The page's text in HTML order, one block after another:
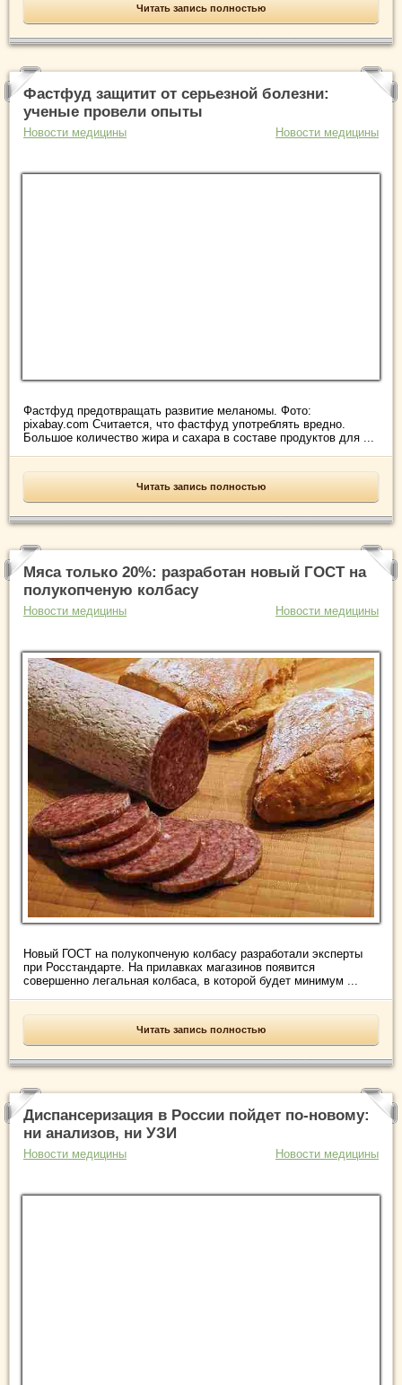
Читать запись полностью
Фастфуд защитит от серьезной болезни:
ученые провели опыты
Новости медицины Новости медицины
Фастфуд предотвращать развитие меланомы. Фото:
pixabay.com Считается, что фастфуд употреблять вредно.
Большое количество жира и сахара в составе продуктов для ...
Читать запись полностью
Мяса только 20%: разработан новый ГОСТ на
полукопченую колбасу
Новости медицины Новости медицины
Новый ГОСТ на полукопченую колбасу разработали эксперты
при Росстандарте. На прилавках магазинов появится
совершенно легальная колбаса, в которой будет минимум ...
Читать запись полностью
Диспансеризация в России пойдет по-новому:
ни анализов, ни УЗИ
Новости медицины Новости медицины